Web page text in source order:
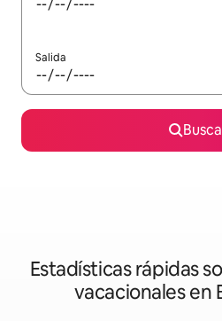
Salida
Estadísticas rápidas
vacacionales en